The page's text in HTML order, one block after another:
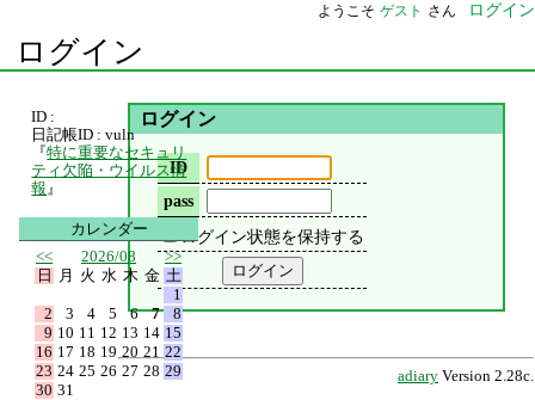
ようこそ ゲスト さん ログイン
ログイン
ログイン
ID
pass
ログイン状態を保持する
adiary Version 2.28c.
ID :
日記帳ID : vuln
『特に重要なセキュリ
ティ欠陥・ウイルス情
報 』
カレンダー
<<
2026/08
>>
日
月 火 水 木 金 土
1
2
3 4 5 6 7
8
9 10 11 12 13 14 15
16 17 18 19 20 21 22
23 24 25 26 27 28 29
30 31